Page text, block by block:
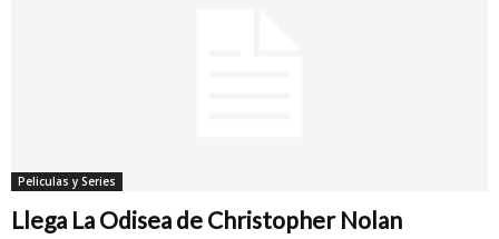
Peliculas y Series
Llega La Odisea de Christopher Nolan